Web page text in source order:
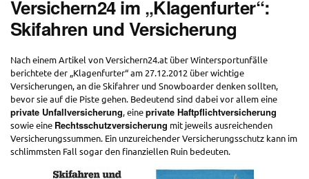
Versichern24 im „Klagenfurter“:
Skifahren und Versicherung
Nach einem Artikel von Versichern24.at über Wintersportunfälle
berichtete der „Klagenfurter“ am 27.12.2012 über wichtige
Versicherungen, an die Skifahrer und Snowboarder denken sollten,
bevor sie auf die Piste gehen. Bedeutend sind dabei vor allem eine
private Unfallversicherung, eineprivate Haftpflichtversicherung
sowie eine Rechtsschutzversicherung mit jeweils ausreichenden
Versicherungssummen. Ein unzureichender Versicherungsschutz kann im
schlimmsten Fall sogar den finanziellen Ruin bedeuten.